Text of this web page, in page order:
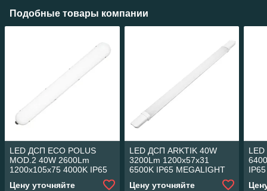
Подобные товары компании
LED ДСП ECO POLUS
MOD.2 40W 2600Lm
1200x105x75 4000K IP65
Цену уточняйте
LED ДСП ARKTIK 40W
3200Lm 1200x57x31
6500K IP65 MEGALIGHT
Цену уточняйте